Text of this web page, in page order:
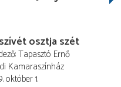
osztja szét
Tapasztó Ernő
Kamaraszínház
október 1.